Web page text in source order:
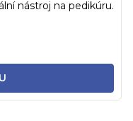
nástroj na pedikúru.